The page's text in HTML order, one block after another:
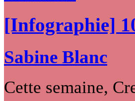
[Infographie]
Sabine Blanc
Cette semaine,